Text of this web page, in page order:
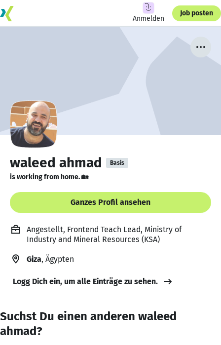
Anmelden
Job posten
waleed ahmad Basis
is working from home. 🏡
Ganzes Profil ansehen
Angestellt, Frontend Teach Lead, Ministry of
Industry and Mineral Resources (KSA)
Giza, Ägypten
Logg Dich ein, um alle Einträge zu sehen.
Suchst Du einen anderen waleed
ahmad?